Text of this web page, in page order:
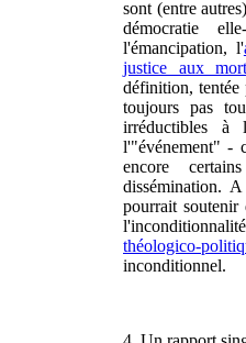
sont (entre
démocratie
l'émancipation, l'
justice aux
définition,
toujours pas
irréductibles à
l'"événement" -
encore
dissémination.
pourrait soutenir
théologico-
inconditionnel.